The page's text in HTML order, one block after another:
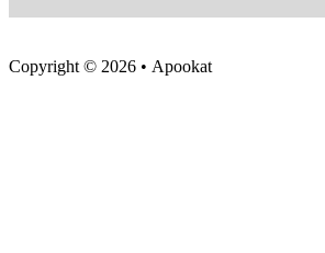
Copyright © 2026 • Apookat